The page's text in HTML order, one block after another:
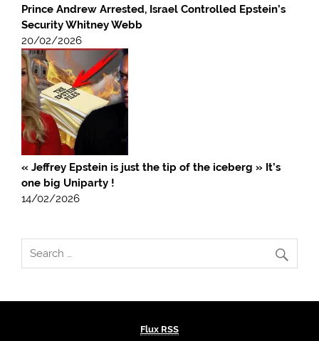
Prince Andrew Arrested, Israel Controlled Epstein’s
Security Whitney Webb
20/02/2026
« Jeffrey Epstein is just the tip of the iceberg » It’s
one big Uniparty !
14/02/2026
Flux RSS